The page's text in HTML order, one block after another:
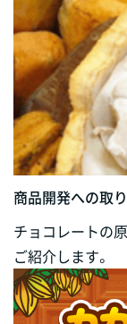
商品開発への取
チョコレートの
ご紹介します。